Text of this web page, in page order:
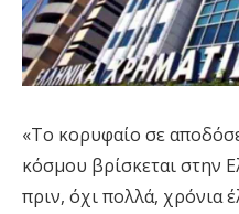
«Το κορυφαίο σε
κόσμου βρίσκεται στην
πριν, όχι πολλά, χρόνια